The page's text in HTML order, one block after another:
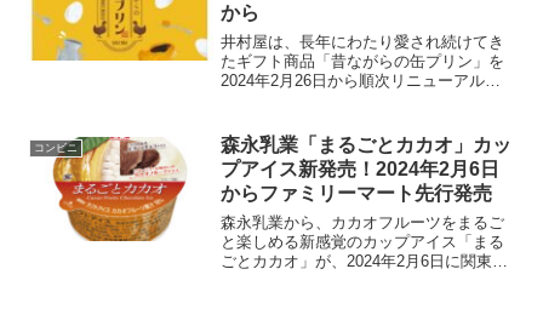
から
井村屋は、長年にわたり愛され続けてき
たギフト商品「昔ながらの缶プリン」を
2024年2月26日から順次リニューアル
たこのプリンは、今回のリニューアルで
さらに食感と風味...
コンビニ
森永乳業「まるごとカカオ」カッ
プアイス新発売！2024年2月6日
からファミリーマート先行発売
森永乳業から、カカオフルーツをまるご
と楽しめる新感覚のカップアイス「まる
ごとカカオ」が、2024年2月6日に関東甲